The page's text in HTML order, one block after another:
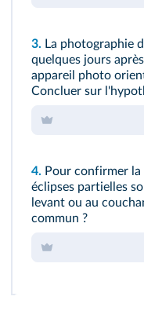
3. La photographie
quelques jours
appareil photo
Concluer sur
4. Pour confirmer la
éclipses partielles
levant ou au
commun ?